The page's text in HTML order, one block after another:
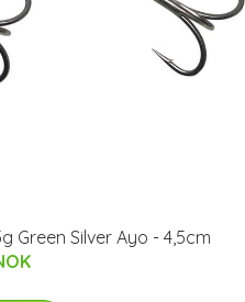
Green Silver Ayo - 4,5cm